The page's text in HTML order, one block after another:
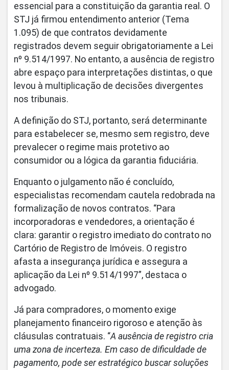
essencial para a constituição da garantia real. O
STJ já firmou entendimento anterior (Tema
1.095) de que contratos devidamente
registrados devem seguir obrigatoriamente a Lei
nº 9.514/1997. No entanto, a ausência de registro
abre espaço para interpretações distintas, o que
levou à multiplicação de decisões divergentes
nos tribunais.
A definição do STJ, portanto, será determinante
para estabelecer se, mesmo sem registro, deve
prevalecer o regime mais protetivo ao
consumidor ou a lógica da garantia fiduciária.
Enquanto o julgamento não é concluído,
especialistas recomendam cautela redobrada na
formalização de novos contratos. “Para
incorporadoras e vendedores, a orientação é
clara: garantir o registro imediato do contrato no
Cartório de Registro de Imóveis. O registro
afasta a insegurança jurídica e assegura a
aplicação da Lei nº 9.514/1997”, destaca o
advogado.
Já para compradores, o momento exige
planejamento financeiro rigoroso e atenção às
cláusulas contratuais. “A ausência de registro cria
uma zona de incerteza. Em caso de dificuldade de
pagamento, pode ser estratégico buscar soluções